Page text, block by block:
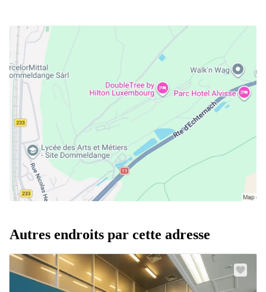
Autres endroits par cette adresse